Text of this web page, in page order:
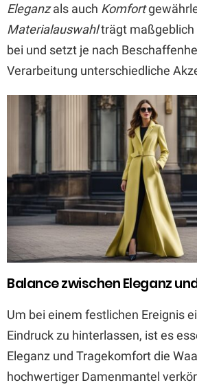
Eleganzals auch Komfort
Materialauswahlträgt maßgeblich
bei und setzt je nach
Verarbeitung unterschiedliche
Balance zwischen Eleganz
Um bei einem festlichen Ereignis
Eindruck zu hinterlassen, ist es
Eleganz und Tragekomfort die
hochwertiger Damenmantel